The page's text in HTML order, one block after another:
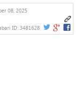
08, 2025
ID:3481628